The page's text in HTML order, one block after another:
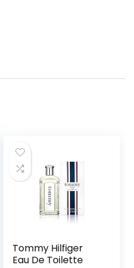
Tommy Hilfiger
Eau De Toilette